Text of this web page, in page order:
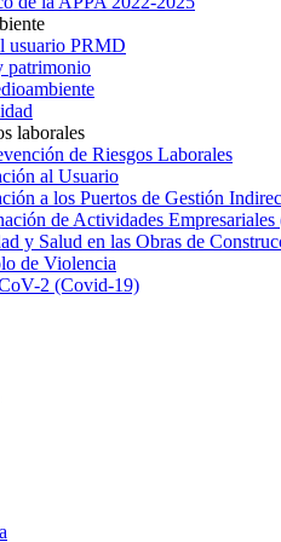
usuario PRMD
patrimonio
laborales
de Riesgos Laborales
al Usuario
a los Puertos de Gestión
de Actividades
y Salud en las Obras de
de Violencia
2 (Covid-19)